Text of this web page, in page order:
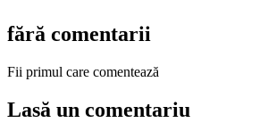
fără comentarii
Fii primul care comentează
Lasă un comentariu